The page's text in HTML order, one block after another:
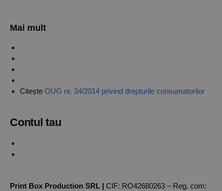
Mai mult
Citește OUG nr. 34/2014 privind drepturile consumatorilor
Contul tau
Print Box Production SRL | CIF: RO42680263 – Reg. com: